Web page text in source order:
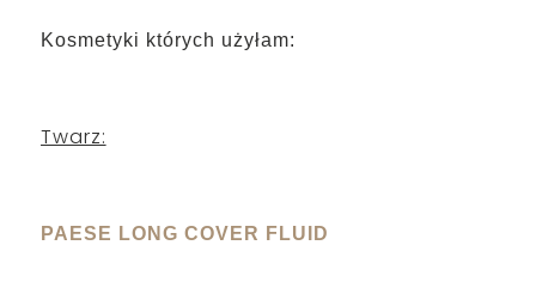
Kosmetyki których użyłam:
Twarz:
PAESE LONG COVER FLUID